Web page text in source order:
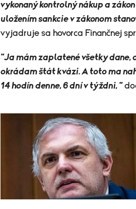
vykonaný kontrolný nákup a
uložením sankcie v zákonom
vyjadruje sa hovorca Finančnej
"Ja mám zaplatené všetky dane,
okrádam štát kvázi. A toto ma
14 hodín denne, 6 dní v týždni, "